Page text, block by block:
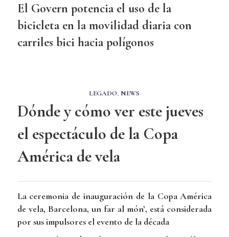
El Govern potencia el uso de la
bicicleta en la movilidad diaria con
carriles bici hacia polígonos
LEGADO,NEWS
Dónde y cómo ver este jueves
el espectáculo de la Copa
América de vela
La ceremonia de inauguración de la Copa América
de vela, Barcelona, un far al món’, está considerada
por sus impulsores el evento de la década